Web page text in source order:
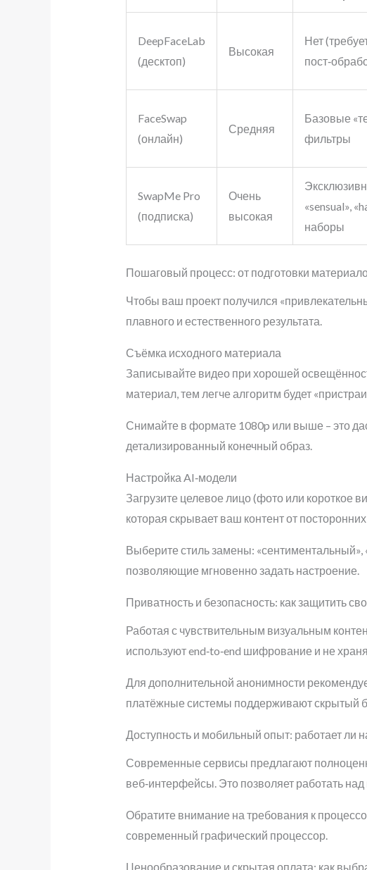
DeepFaceLab
(десктоп)
Высокая
Нет
FaceSwap
(онлайн)
Средняя
Базовые
фильтры
SwapMe Pro
(подписка)
Очень
высокая
«sensual»,
наборы
Пошаговый процесс: от подготовки
Чтобы ваш проект получился
плавного и естественного результата.
Съёмка исходного материала
Записывайте видео при хорошей
материал, тем легче алгоритм будет
Снимайте в формате 1080p или выше – это
детализированный конечный образ.
Настройка AI‑модели
Загрузите целевое лицо (фото или короткое
которая скрывает ваш контент от посторонних
Выберите стиль замены: «сентиментальный»,
позволяющие мгновенно задать настроение.
Приватность и безопасность: как защитить
Работая с чувствительным визуальным
используют end‑to‑end шифрование и не
Для дополнительной анонимности
платёжные системы поддерживают скрытый
Доступность и мобильный опыт: работает ли
Современные сервисы предлагают
веб‑интерфейсы. Это позволяет работать
Обратите внимание на требования к
современный графический процессор.
Ценообразование и скрытая оплата: как